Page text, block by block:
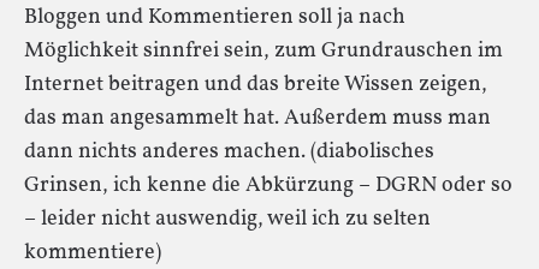
Bloggen und Kommentieren soll ja nach
Möglichkeit sinnfrei sein, zum Grundrauschen im
Internet beitragen und das breite Wissen zeigen,
das man angesammelt hat. Außerdem muss man
dann nichts anderes machen. (diabolisches
Grinsen, ich kenne die Abkürzung – DGRN oder so
– leider nicht auswendig, weil ich zu selten
kommentiere)